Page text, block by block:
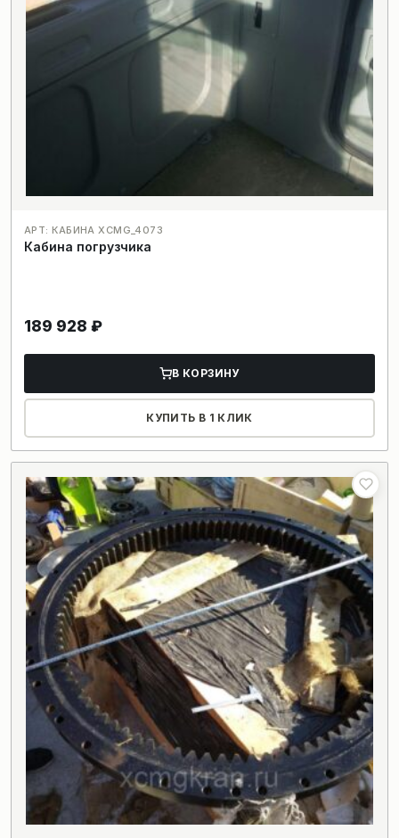
АРТ: КАБИНА XCMG_4073
Кабина погрузчика
189 928 ₽
В КОРЗИНУ
КУПИТЬ В 1 КЛИК